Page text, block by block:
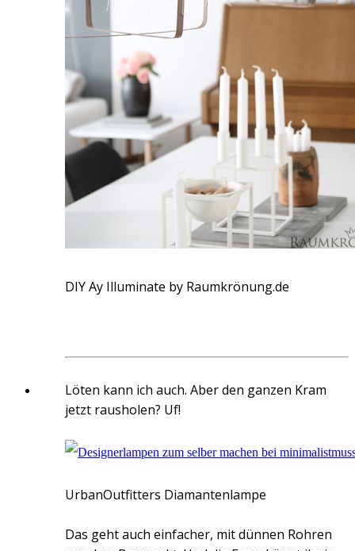
DIY Ay Illuminate by Raumkrönung.de
Löten kann ich auch. Aber den ganzen Kram
jetzt rausholen? Uf!
UrbanOutfitters Diamantenlampe
Das geht auch einfacher, mit dünnen Rohren